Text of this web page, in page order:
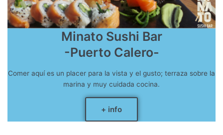
Minato Sushi Bar
-Puerto Calero-
Comer aquí es un placer para la vista y el gusto; terraza sobre la
marina y muy cuidada cocina.
+ info